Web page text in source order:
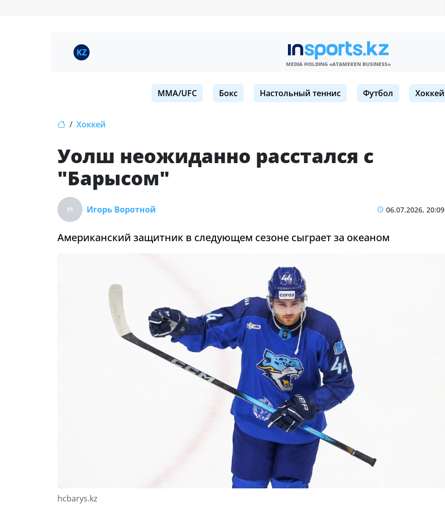
KZ
MEDIA HOLDING «ATAMEKЕN BUSINESS»
MMA/UFC Бокс Настольный теннис Футбол Хоккей
Хоккей
Уолш неожиданно расстался с
"Барысом"
Игорь Воротной 06.07.2026, 20:09
Американский защитник в следующем сезоне сыграет за океаном
hcbarys.kz